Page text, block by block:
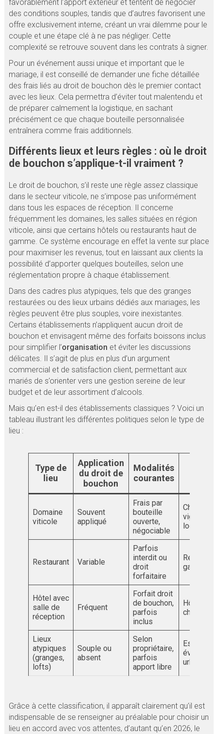
favorablement l’apport extérieur et tentent de négocier
des conditions souples, tandis que d’autres favorisent une
offre exclusivement interne, créant un vrai dilemme pour le
couple et une étape clé à ne pas négliger. Cette
complexité se retrouve souvent dans les contrats à signer.
Pour un événement aussi unique et important que le
mariage, il est conseillé de demander une fiche détaillée
des frais liés au droit de bouchon dès le premier contact
avec les lieux. Cela permettra d’éviter tout malentendu et
de préparer calmement la logistique, en sachant
précisément ce que chaque bouteille personnalisée
entraînera comme frais additionnels.
Différents lieux et leurs règles : où le droit
de bouchon s’applique-t-il vraiment ?
Le droit de bouchon, s’il reste une règle assez classique
dans le secteur viticole, ne s’impose pas uniformément
dans tous les espaces de réception. Il concerne
fréquemment les domaines, les salles situées en région
viticole, ainsi que certains hôtels ou restaurants haut de
gamme. Ce système encourage en effet la vente sur place
pour maximiser les revenus, tout en laissant aux clients la
possibilité d’apporter quelques bouteilles, selon une
réglementation propre à chaque établissement.
Dans des cadres plus atypiques, tels que des granges
restaurées ou des lieux urbains dédiés aux mariages, les
règles peuvent être plus souples, voire inexistantes.
Certains établissements n’appliquent aucun droit de
bouchon et envisagent même des forfaits boissons inclus
pour simplifier l’organisation et éviter les discussions
délicates. Il s’agit de plus en plus d’un argument
commercial et de satisfaction client, permettant aux
mariés de s’orienter vers une gestion sereine de leur
budget et de leur assortiment d’alcools.
Mais qu’en est-il des établissements classiques ? Voici un
tableau illustrant les différentes politiques selon le type de
lieu :
Type de
lieu
Application
du droit de
bouchon
Modalités
courantes
Domaine
viticole
Souvent
appliqué
Frais par
bouteille
ouverte,
négociable
Château,
vignobles
locaux
Restaurant Variable
Parfois
interdit ou
droit
forfaitaire
Hôtel avec
salle de
réception
Fréquent
Forfait droit
de bouchon,
parfois
inclus
Hôtels de
charme
Lieux
atypiques
(granges,
lofts)
Souple ou
absent
Selon
propriétaire,
parfois
apport libre
Espaces
urbains
Grâce à cette classification, il apparaît clairement qu’il est
indispensable de se renseigner au préalable pour choisir un
lieu en accord avec vos attentes, d’autant qu’en 2026, le